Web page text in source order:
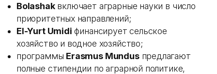
Bolashakвключает аграрные науки в число
приоритетных направлений;
El-Yurt Umidi финансирует сельское
хозяйство и водное хозяйство;
программы Erasmus Mundusпредлагают
полные стипендии по аграрной политике,